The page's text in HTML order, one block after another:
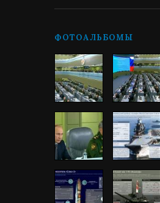
ФОТОАЛЬБОМЫ